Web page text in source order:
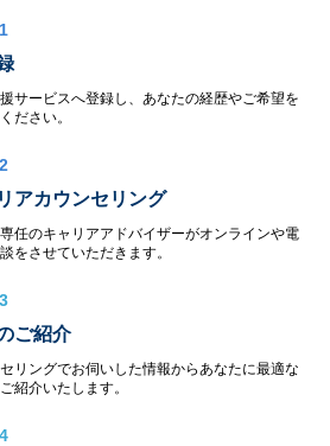
サービスへ登録し、あなたの経歴やご希望を
ださい。
アカウンセリング
任のキャリアアドバイザーがオンラインや電
をさせていただきます。
ご紹介
リングでお伺いした情報からあなたに最適な
紹介いたします。